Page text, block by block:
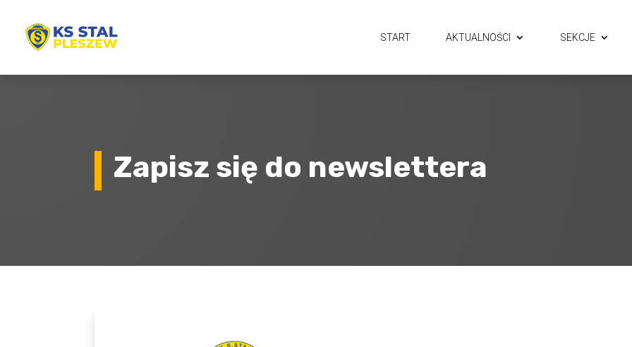
START AKTUALNOŚCI SEKCJE
Zapisz się do newslettera